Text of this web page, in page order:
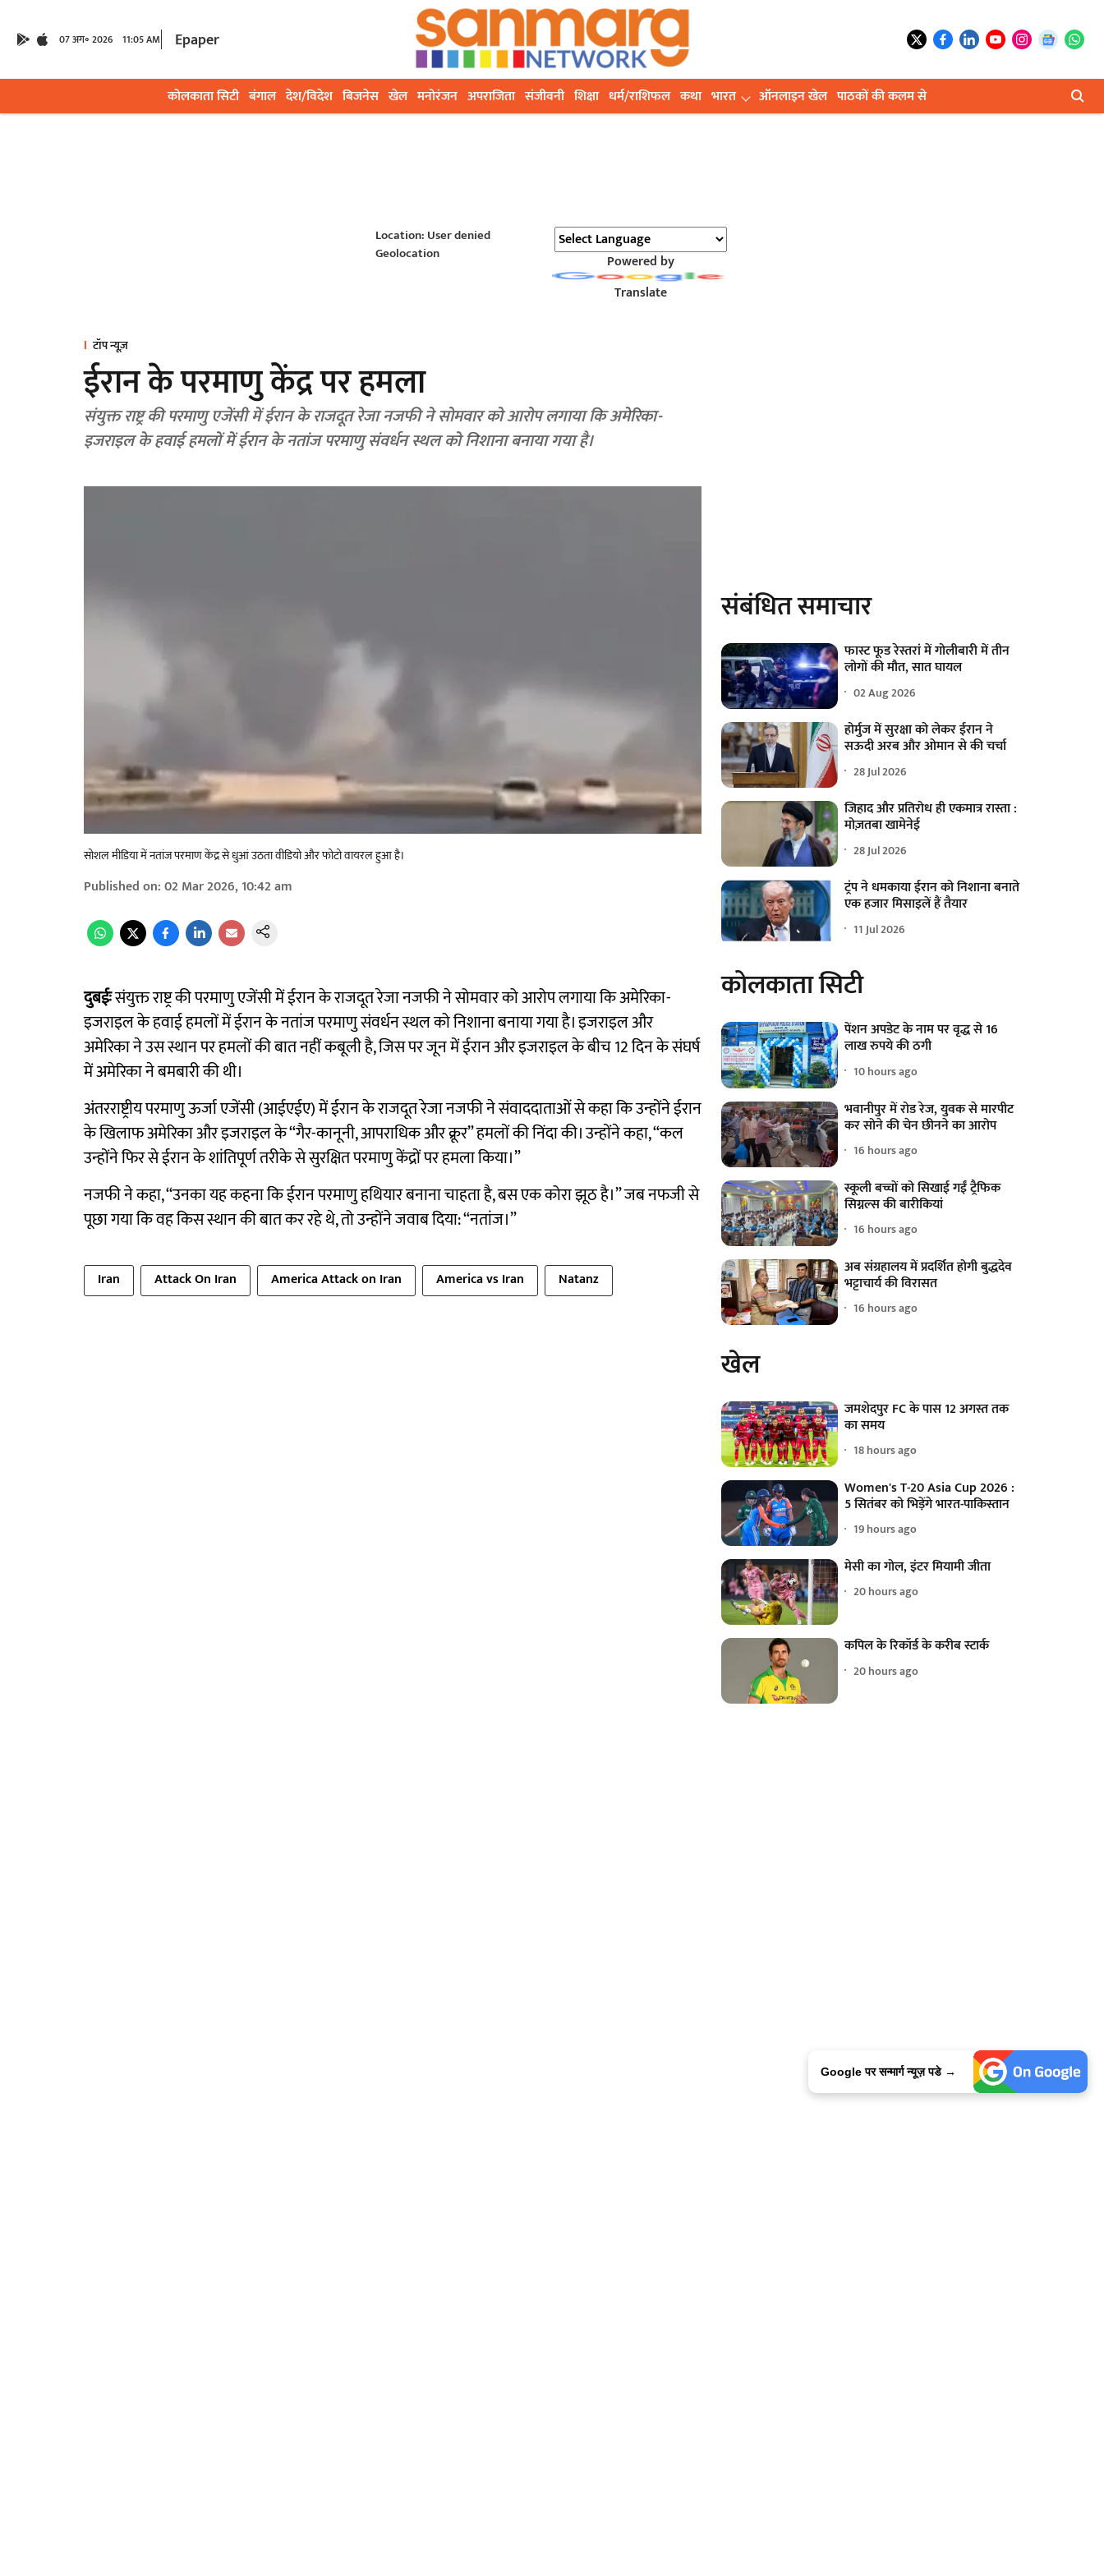
07 अग॰ 2026 11:05 AM Epaper
कोलकाता सिटी बंगाल देश/विदेश बिजनेस खेल मनोरंजन अपराजिता संजीवनी शिक्षा धर्म/राशिफल कथा भारत ऑनलाइन खेल पाठकों की कलम से
Location: User denied
Geolocation
Powered by
Translate
टॉप न्यूज़
ईरान के परमाणु केंद्र पर हमला
संयुक्त राष्ट्र की परमाणु एजेंसी में ईरान के राजदूत रेजा नजफी ने सोमवार को आरोप लगाया कि अमेरिका-
इजराइल के हवाई हमलों में ईरान के नतांज परमाणु संवर्धन स्थल को निशाना बनाया गया है।
सोशल मीडिया में नतांज परमाण केंद्र से धुआं उठता वीडियो और फोटो वायरल हुआ है।
Published on:02 Mar 2026, 10:42 am
दुबईःसंयुक्त राष्ट्र की परमाणु एजेंसी में ईरान के राजदूत रेजा नजफी ने सोमवार को आरोप लगाया कि अमेरिका-
इजराइल के हवाई हमलों में ईरान के नतांज परमाणु संवर्धन स्थल को निशाना बनाया गया है। इजराइल और
अमेरिका ने उस स्थान पर हमलों की बात नहीं कबूली है, जिस पर जून में ईरान और इजराइल के बीच 12 दिन के संघर्ष
में अमेरिका ने बमबारी की थी।
अंतरराष्ट्रीय परमाणु ऊर्जा एजेंसी (आईएईए) में ईरान के राजदूत रेजा नजफी ने संवाददाताओं से कहा कि उन्होंने ईरान
के खिलाफ अमेरिका और इजराइल के “गैर-कानूनी, आपराधिक और क्रूर” हमलों की निंदा की। उन्होंने कहा, “कल
उन्होंने फिर से ईरान के शांतिपूर्ण तरीके से सुरक्षित परमाणु केंद्रों पर हमला किया।”
नजफी ने कहा, ‘‘उनका यह कहना कि ईरान परमाणु हथियार बनाना चाहता है, बस एक कोरा झूठ है।” जब नफजी से
पूछा गया कि वह किस स्थान की बात कर रहे थे, तो उन्होंने जवाब दिया: “नतांज।”
Iran Attack On Iran America Attack on Iran America vs Iran Natanz
संबंधित समाचार
फास्ट फूड रेस्तरां में गोलीबारी में तीन
लोगों की मौत, सात घायल
02 Aug 2026
होर्मुज में सुरक्षा को लेकर ईरान ने
सऊदी अरब और ओमान से की चर्चा
28 Jul 2026
जिहाद और प्रतिरोध ही एकमात्र रास्ता :
मोज़तबा खामेनेई
28 Jul 2026
ट्रंप ने धमकाया ईरान को निशाना बनाते
एक हजार मिसाइलें हैं तैयार
11 Jul 2026
कोलकाता सिटी
पेंशन अपडेट के नाम पर वृद्ध से 16
लाख रुपये की ठगी
10 hours ago
भवानीपुर में रोड रेज, युवक से मारपीट
कर सोने की चेन छीनने का आरोप
16 hours ago
स्कूली बच्चों को सिखाई गईं ट्रैफिक
सिग्नल्स की बारीकियां
16 hours ago
अब संग्रहालय में प्रदर्शित होगी बुद्धदेव
भट्टाचार्य की विरासत
16 hours ago
खेल
जमशेदपुर FC के पास 12 अगस्त तक
का समय
18 hours ago
Women's T-20 Asia Cup 2026 :
5 सितंबर को भिड़ेंगे भारत-पाकिस्तान
19 hours ago
मेसी का गोल, इंटर मियामी जीता
20 hours ago
कपिल के रिकॉर्ड के करीब स्टार्क
20 hours ago
Google पर सन्मार्ग न्यूज़ पडे →